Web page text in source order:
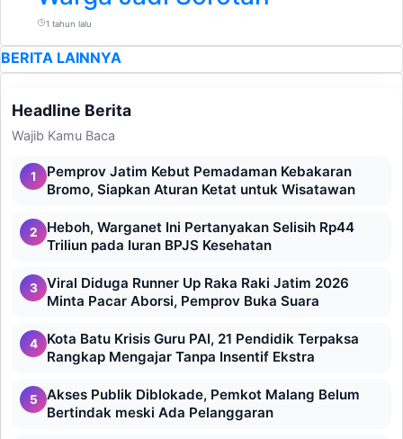
1 tahun lalu
BERITA LAINNYA
Headline Berita
Wajib Kamu Baca
1
Pemprov Jatim Kebut Pemadaman Kebakaran
Bromo, Siapkan Aturan Ketat untuk Wisatawan
2
Heboh, Warganet Ini Pertanyakan Selisih Rp44
Triliun pada Iuran BPJS Kesehatan
3
Viral Diduga Runner Up Raka Raki Jatim 2026
Minta Pacar Aborsi, Pemprov Buka Suara
4
Kota Batu Krisis Guru PAI, 21 Pendidik Terpaksa
Rangkap Mengajar Tanpa Insentif Ekstra
5
Akses Publik Diblokade, Pemkot Malang Belum
Bertindak meski Ada Pelanggaran